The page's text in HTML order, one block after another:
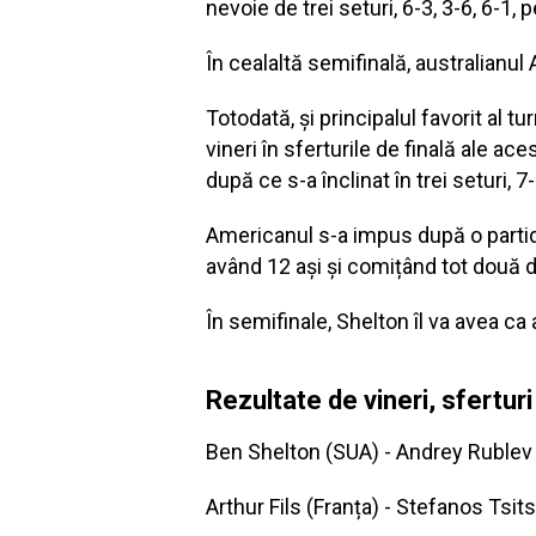
nevoie de trei seturi, 6-3, 3-6, 6-1,
În cealaltă semifinală, australianul
Totodată, și principalul favorit al
vineri în sferturile de finală ale
după ce s-a înclinat în trei seturi,
Americanul s-a impus după o
având 12 ași și comițând tot două
În semifinale, Shelton îl va avea
Rezultate de vineri,
Ben Shelton (SUA) - Andrey
Arthur Fils (Franța) - Stefanos